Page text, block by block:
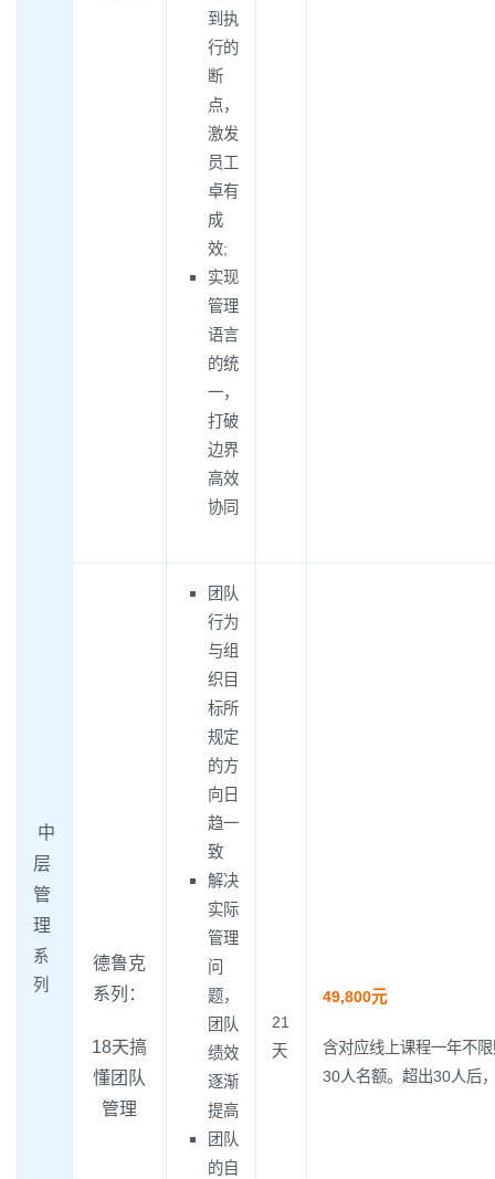
中
层
管
理
系
列
到执
行的
断
点，
激发
员工
卓有
成
效;
实现
管理
语言
的统
一，
打破
边界
高效
协同
德鲁克
系列：
18天搞
懂团队
管理
团队
行为
与组
织目
标所
规定
的方
向日
趋一
致
解决
实际
管理
问
题，
团队
绩效
逐渐
提高
团队
的自
21
天
49,800元
含对应线上课程一年不
30人名额。超出30人后